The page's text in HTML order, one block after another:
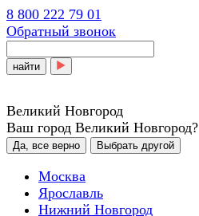
8 800 222 79 01
Обратный звонок
найти
Великий Новгород
Ваш город Великий Новгород?
Да, все верно Выбрать другой
Москва
Ярославль
Нижний Новгород